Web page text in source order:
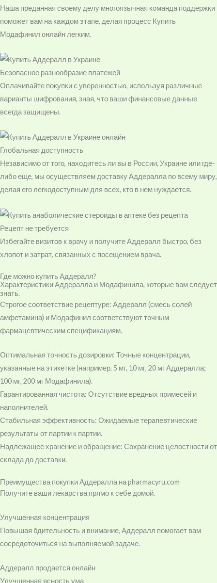
Наша преданная своему делу многоязычная команда поддержки
поможет вам на каждом этапе, делая процесс Купить
Модафинил онлайн легким.
Безопасное разнообразие платежей
Оплачивайте покупки с уверенностью, используя различные
варианты шифрования, зная, что ваши финансовые данные
всегда защищены.
Глобальная доступность
Независимо от того, находитесь ли вы в России, Украине или где-
либо еще, мы осуществляем доставку Аддералла по всему миру,
делая его легкодоступным для всех, кто в нем нуждается.
Рецепт не требуется
Избегайте визитов к врачу и получите Аддералл быстро, без
хлопот и затрат, связанных с посещением врача.
Где можно купить Аддералл?
Характеристики Аддералла и Модафинила, которые вам следует
знать.
Строгое соответствие рецептуре: Аддералл (смесь солей
амфетамина) и Модафинил соответствуют точным
фармацевтическим спецификациям.
Оптимальная точность дозировки: Точные концентрации,
указанные на этикетке (например, 5 мг, 10 мг, 20 мг Аддералла;
100 мг, 200 мг Модафинила).
Гарантированная чистота: Отсутствие вредных примесей и
наполнителей.
Стабильная эффективность: Ожидаемые терапевтические
результаты от партии к партии.
Надлежащее хранение и обращение: Сохранение целостности от
склада до доставки.
Преимущества покупки Аддералла на pharmacyru.com
Получите ваши лекарства прямо к себе домой.
Улучшенная концентрация
Повышая бдительность и внимание, Аддералл помогает вам
сосредоточиться на выполняемой задаче.
Аддералл продается онлайн
Улучшенная ясность ума